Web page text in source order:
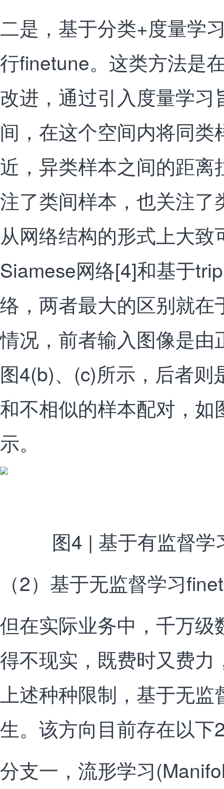
二是，基于分类+度量学
行finetune。这类方法是
改进，通过引入度量学
间，在这个空间内将同类
近，异类样本之间的距
注了类间样本，也关注
从网络结构的形式上大致
Siamese网络[4]和基于
络，两者最大的区别就在
情况，前者输入图像是由
图4(b)、(c)所示，后者则
和不相似的样本配对，如
示。
图4 | 基于有监督
（2）基于无监督学习
但在实际业务中，千万级
得不现实，既费时又费力
上述种种限制，基于无
生。该方向目前存在以下
分支一，流形学习